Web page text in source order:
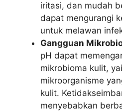
iritasi, dan mudah
dapat mengurangi
untuk melawan
Gangguan
pH dapat
mikrobioma kulit,
mikroorganisme
kulit.
menyebabkan